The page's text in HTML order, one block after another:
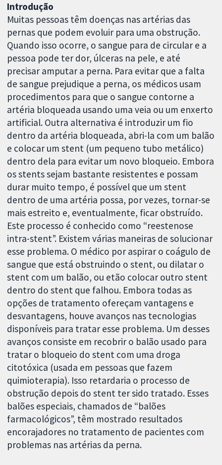
Introdução
Muitas pessoas têm doenças nas artérias das
pernas que podem evoluir para uma obstrução.
Quando isso ocorre, o sangue para de circular e a
pessoa pode ter dor, úlceras na pele, e até
precisar amputar a perna. Para evitar que a falta
de sangue prejudique a perna, os médicos usam
procedimentos para que o sangue contorne a
artéria bloqueada usando uma veia ou um enxerto
artificial. Outra alternativa é introduzir um fio
dentro da artéria bloqueada, abri-la com um balão
e colocar um stent (um pequeno tubo metálico)
dentro dela para evitar um novo bloqueio. Embora
os stents sejam bastante resistentes e possam
durar muito tempo, é possível que um stent
dentro de uma artéria possa, por vezes, tornar-se
mais estreito e, eventualmente, ficar obstruído.
Este processo é conhecido como “reestenose
intra-stent”. Existem várias maneiras de solucionar
esse problema. O médico por aspirar o coágulo de
sangue que está obstruindo o stent, ou dilatar o
stent com um balão, ou etão colocar outro stent
dentro do stent que falhou. Embora todas as
opções de tratamento ofereçam vantagens e
desvantagens, houve avanços nas tecnologias
disponíveis para tratar esse problema. Um desses
avanços consiste em recobrir o balão usado para
tratar o bloqueio do stent com uma droga
citotóxica (usada em pessoas que fazem
quimioterapia). Isso retardaria o processo de
obstrução depois do stent ter sido tratado. Esses
balões especiais, chamados de “balões
farmacológicos”, têm mostrado resultados
encorajadores no tratamento de pacientes com
problemas nas artérias da perna.